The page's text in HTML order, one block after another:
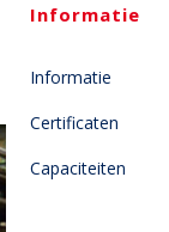
Informatie
Informatie
Certificaten
Capaciteiten